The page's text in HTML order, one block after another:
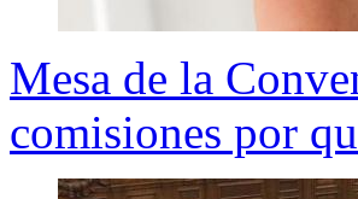
Mesa de la
comisiones por